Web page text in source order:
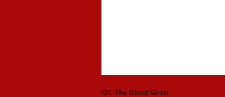
OT: The Ghost Writer